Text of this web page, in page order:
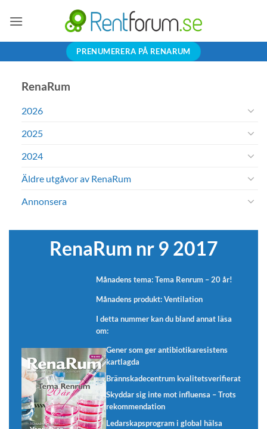
PRENUMERERA PÅ RENARUM
RenaRum
2026
2025
2024
Äldre utgåvor av RenaRum
Annonsera
Månadens tema: Tema Renrum – 20 år!
Månadens produkt: Ventilation
I detta nummer kan du bland annat läsa
om:
Gener som ger antibiotikaresistens
kartlagda
Brännskadecentrum kvalitetsverifierat
Skyddar sig inte mot influensa – Trots
rekommendation
Ledarskapsprogram i global hälsa
RenaRum nr 9 2017